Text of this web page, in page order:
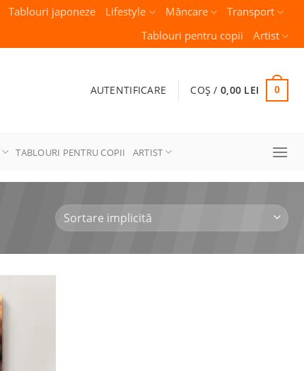
Tablouri japoneze Lifestyle Mâncare
Transport
Tablouri pentru copii
Artist
AUTENTIFICARE COȘ / 0,00 LEI 0
TABLOURI PENTRU COPII ARTIST